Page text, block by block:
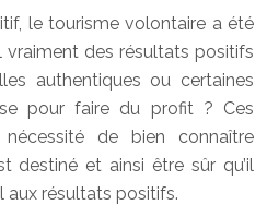
le tourisme volontaire a été
des résultats positifs
authentiques ou certaines
pour faire du profit ? Ces
de bien connaître
destiné et ainsi être sûr qu’il
aux résultats positifs.